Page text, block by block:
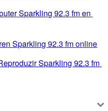
Sparkling 92.3 fm en
Sparkling 92.3 fm online
Sparkling 92.3 fm